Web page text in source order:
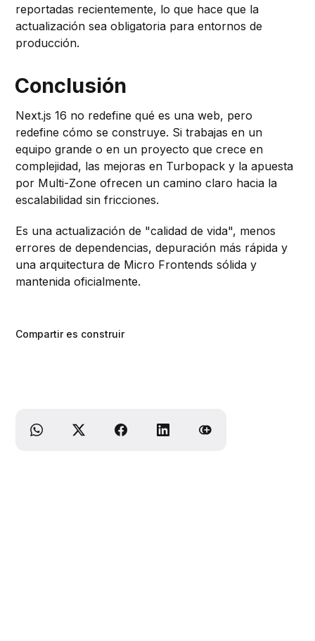
reportadas recientemente, lo que hace que la
actualización sea obligatoria para entornos de
producción.
Conclusión
Next.js 16 no redefine qué es una web, pero
redefine cómo se construye. Si trabajas en un
equipo grande o en un proyecto que crece en
complejidad, las mejoras en Turbopack y la apuesta
por Multi-Zone ofrecen un camino claro hacia la
escalabilidad sin fricciones.
Es una actualización de "calidad de vida", menos
errores de dependencias, depuración más rápida y
una arquitectura de Micro Frontends sólida y
mantenida oficialmente.
Compartir es construir